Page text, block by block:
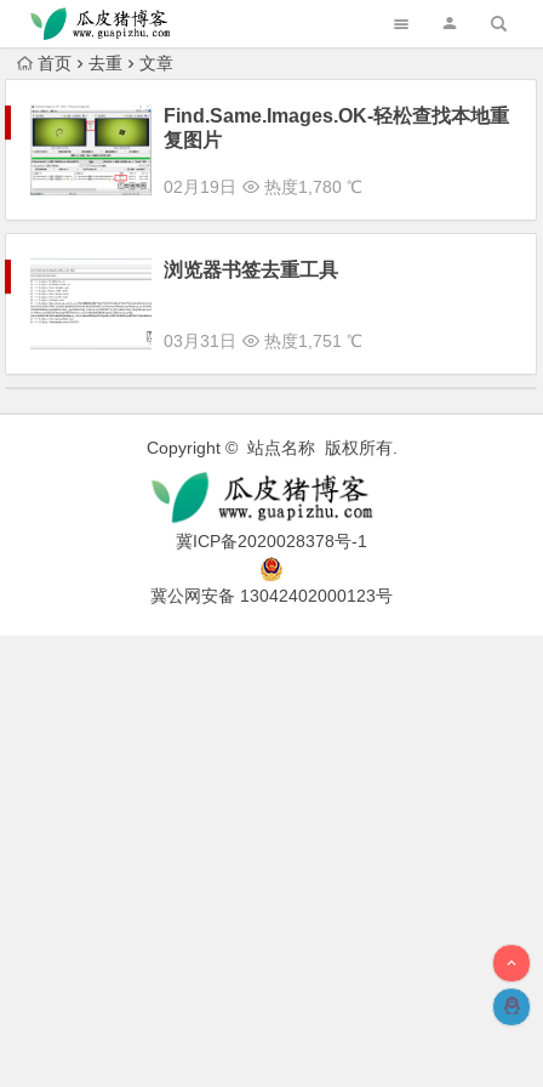
跳转到主内容
首页 去重 文章
Find.Same.Images.OK-轻松查找本地重
复图片
02月19日 热度1,780 ℃
浏览器书签去重工具
03月31日 热度1,751 ℃
Copyright © 站点名称 版权所有.
冀ICP备2020028378号-1
冀公网安备 13042402000123号